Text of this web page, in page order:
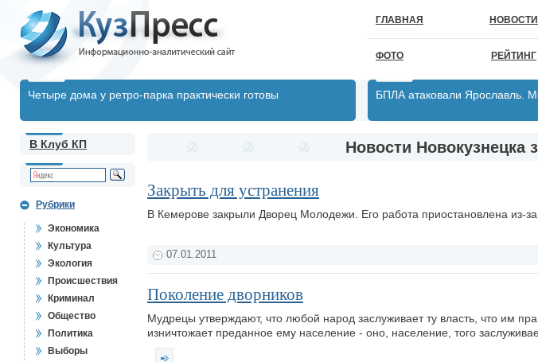
ГЛАВНАЯ НОВОСТИ
ФОТО РЕЙТИНГ
Четыре дома у ретро-парка практически готовы БПЛА атаковали Ярославль.
В Клуб КП
Рубрики
Экономика
Культура
Экология
Происшествия
Криминал
Общество
Политика
Выборы
Новости Новокузнецка
Закрыть для устранения
В Кемерове закрыли Дворец Молодежи. Его работа приостановлена из-
07.01.2011
Поколение дворников
Мудрецы утверждают, что любой народ заслуживает ту власть, что им
изничтожает преданное ему население - оно, население, того